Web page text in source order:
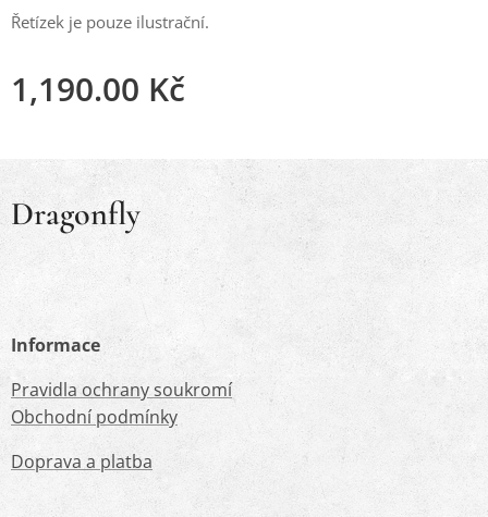
Řetízek je pouze ilustrační.
1,190.00 Kč
Dragonfly
Informace
Pravidla ochrany soukromí
Obchodní podmínky
Doprava a platba